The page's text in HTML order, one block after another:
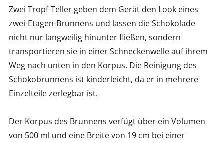
Zwei Tropf-Teller geben dem Gerät den Look eines
zwei-Etagen-Brunnens und lassen die Schokolade
nicht nur langweilig hinunter fließen, sondern
transportieren sie in einer Schneckenwelle auf ihrem
Weg nach unten in den Korpus. Die Reinigung des
Schokobrunnens ist kinderleicht, da er in mehrere
Einzelteile zerlegbar ist.
Der Korpus des Brunnens verfügt über ein Volumen
von 500 ml und eine Breite von 19 cm bei einer